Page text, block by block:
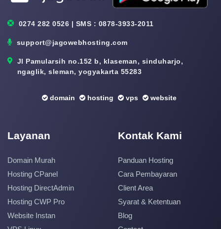
0274 282 0526 | SMS : 0878-3933-2011
support@jagowebhosting.com
Jl Pamularsih no.152 b, klaseman, sinduharjo,
ngaglik, sleman, yogyakarta 55283
domain hosting vps website
Layanan
Domain Murah
Hosting CPanel
Hosting DirectAdmin
Hosting CWP Pro
Website Instan
Kontak Kami
Panduan Hosting
Cara Pembayaran
Client Area
Syarat & Ketentuan
Blog